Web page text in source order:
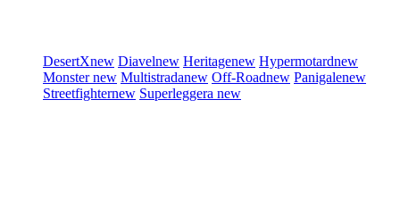
DesertXnew Diavelnew Heritagenew Hypermotardnew
Monsternew Multistradanew Off-Roadnew Panigalenew
Streetfighternew Superleggera new